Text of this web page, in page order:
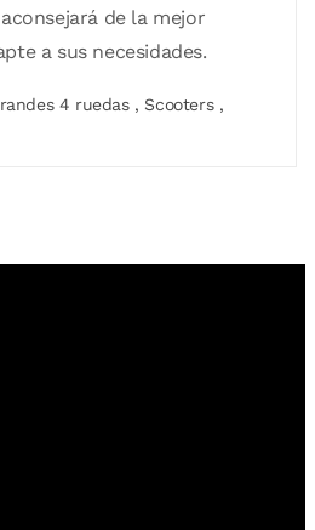
de la mejor
a sus necesidades.
4 ruedas, Scooters,